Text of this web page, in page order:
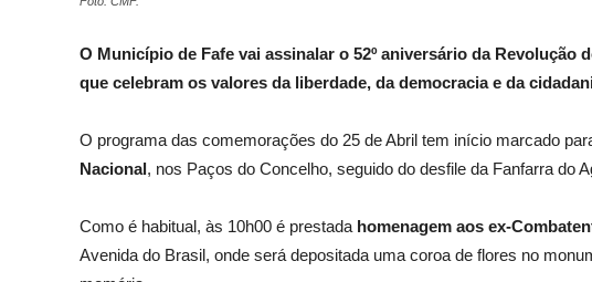
O Município de Fafe vai assinalar o 52º aniversário da
que celebram os valores da liberdade, da democracia e da
O programa das comemorações do 25 de Abril tem início marcado
Nacional, nos Paços do Concelho, seguido do desfile da Fanfarra do
Como é habitual, às 10h00 é prestada homenagem aos ex-
Avenida do Brasil, onde será depositada uma coroa de flores no